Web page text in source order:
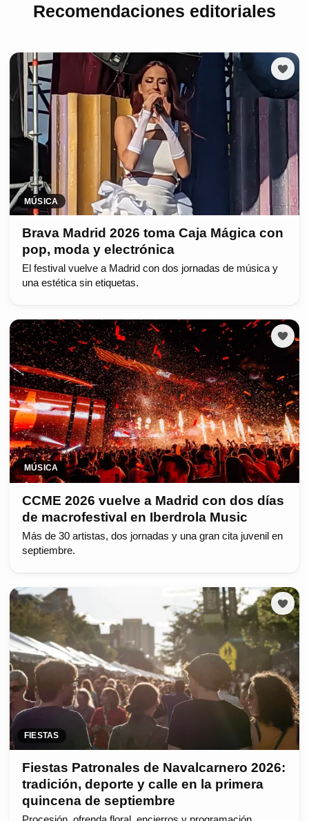
Recomendaciones editoriales
MÚSICA
Brava Madrid 2026 toma Caja Mágica con
pop, moda y electrónica
El festival vuelve a Madrid con dos jornadas de música y
una estética sin etiquetas.
MÚSICA
CCME 2026 vuelve a Madrid con dos días
de macrofestival en Iberdrola Music
Más de 30 artistas, dos jornadas y una gran cita juvenil en
septiembre.
FIESTAS
Fiestas Patronales de Navalcarnero 2026:
tradición, deporte y calle en la primera
quincena de septiembre